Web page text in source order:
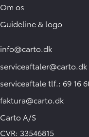
Om os
Guideline & logo
info@carto.dk
serviceaftaler@carto.dk
serviceaftale tlf.: 69 16
faktura@carto.dk
Carto A/S
CVR: 33546815